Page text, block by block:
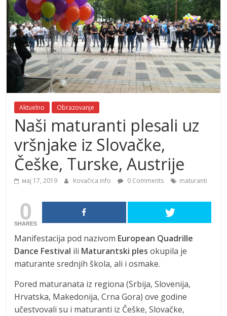
Aktuelno Obrazovanje
Naši maturanti plesali uz
vršnjake iz Slovačke,
Češke, Turske, Austrije
мај 17, 2019 Kovačica info 0 Comments maturanti
0
SHARES
Manifestacija pod nazivom European Quadrille
Dance Festival ili Maturantski ples okupila je
maturante srednjih škola, ali i osmake.
Pored maturanata iz regiona (Srbija, Slovenija,
Hrvatska, Makedonija, Crna Gora) ove godine
učestvovali su i maturanti iz Češke, Slovačke,